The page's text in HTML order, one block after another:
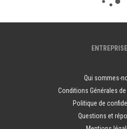
ENTREPRISE
Qui sommes-
Conditions Générales de
Politique de
Questions et